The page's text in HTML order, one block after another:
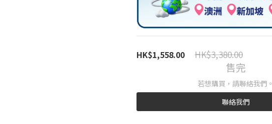
HK$1,558.00 HK$3,380.00
售完
若想購買，請聯絡我們。
聯絡我們